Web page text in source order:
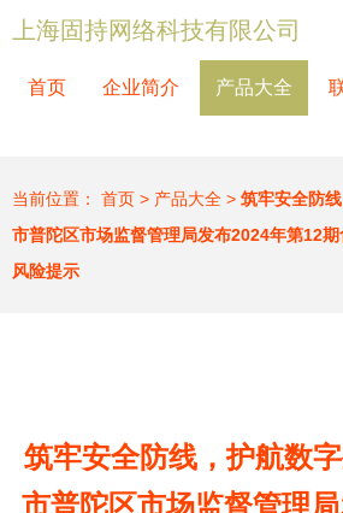
上海固持网络科技有限公司
首页 企业简介 产品大全
当前位置： 首页 > 产品大全 > 筑牢安全防
市普陀区市场监督管理局发布2024年第12
风险提示
筑牢安全防线，护航数
市普陀区市场监督管理